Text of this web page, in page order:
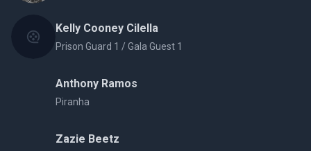
Kelly Cooney Cilella
Prison Guard 1 / Gala Guest 1
Anthony Ramos
Piranha
Zazie Beetz